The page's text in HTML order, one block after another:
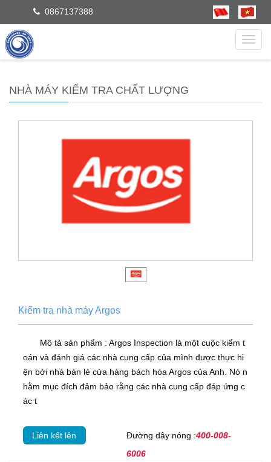
0867137388
dẫn
NHÀ MÁY KIỂM TRA CHẤT LƯỢNG
Kiểm tra nhà máy Argos
Mô tả sản phẩm : Argos Inspection là một cuộc kiểm t
oán và đánh giá các nhà cung cấp của mình được thực hi
ện bởi nhà bán lẻ cửa hàng bách hóa Argos của Anh. Nó n
hằm mục đích đảm bảo rằng các nhà cung cấp đáp ứng c
ác t
Liên kết lên Đường dây nóng :400-008-
6006